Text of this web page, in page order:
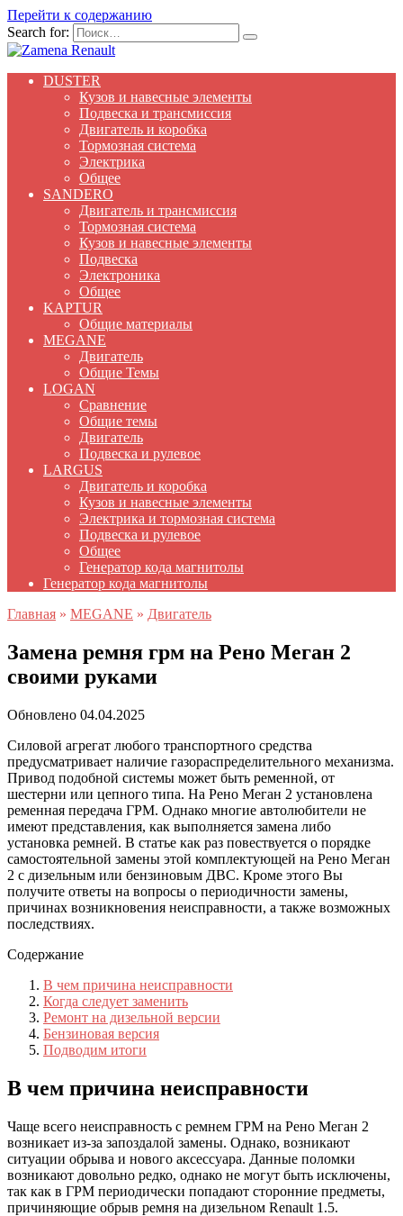
Перейти к содержанию
Search for:
DUSTER
Кузов и навесные элементы
Подвеска и трансмиссия
Двигатель и коробка
Тормозная система
Электрика
Общее
SANDERO
Двигатель и трансмиссия
Тормозная система
Кузов и навесные элементы
Подвеска
Электроника
Общее
KAPTUR
Общие материалы
MEGANE
Двигатель
Общие Темы
LOGAN
Сравнение
Общие темы
Двигатель
Подвеска и рулевое
LARGUS
Двигатель и коробка
Кузов и навесные элементы
Электрика и тормозная система
Подвеска и рулевое
Общее
Генератор кода магнитолы
Генератор кода магнитолы
Главная » MEGANE » Двигатель
Замена ремня грм на Рено Меган 2
своими руками
Обновлено 04.04.2025
Силовой агрегат любого транспортного средства
предусматривает наличие газораспределительного механизма.
Привод подобной системы может быть ременной, от
шестерни или цепного типа. На Рено Меган 2 установлена
ременная передача ГРМ. Однако многие автолюбители не
имеют представления, как выполняется замена либо
установка ремней. В статье как раз повествуется о порядке
самостоятельной замены этой комплектующей на Рено Меган
2 с дизельным или бензиновым ДВС. Кроме этого Вы
получите ответы на вопросы о периодичности замены,
причинах возникновения неисправности, а также возможных
последствиях.
Содержание
В чем причина неисправности
Когда следует заменить
Ремонт на дизельной версии
Бензиновая версия
Подводим итоги
В чем причина неисправности
Чаще всего неисправность с ремнем ГРМ на Рено Меган 2
возникает из-за запоздалой замены. Однако, возникают
ситуации обрыва и нового аксессуара. Данные поломки
возникают довольно редко, однако не могут быть исключены,
так как в ГРМ периодически попадают сторонние предметы,
причиняющие обрыв ремня на дизельном Renault 1.5.